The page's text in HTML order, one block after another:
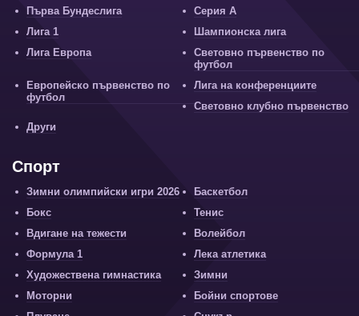
Първа Бундеслига
Серия А
Лига 1
Шампионска лига
Лига Европа
Световно първенство по
футбол
Европейско първенство по
футбол
Лига на конференциите
Световно клубно първенство
Други
Спорт
Зимни олимпийски игри 2026
Баскетбол
Бокс
Тенис
Вдигане на тежести
Волейбол
Формула 1
Лека атлетика
Художествена гимнастика
Зимни
Моторни
Бойни спортове